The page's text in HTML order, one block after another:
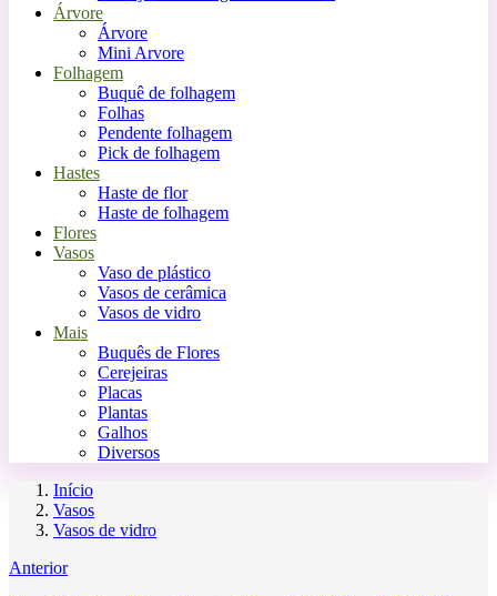
Árvore
Árvore
Mini Arvore
Folhagem
Buquê de folhagem
Folhas
Pendente folhagem
Pick de folhagem
Hastes
Haste de flor
Haste de folhagem
Flores
Vasos
Vaso de plástico
Vasos de cerâmica
Vasos de vidro
Mais
Buquês de Flores
Cerejeiras
Placas
Plantas
Galhos
Diversos
Início
Vasos
Vasos de vidro
Anterior